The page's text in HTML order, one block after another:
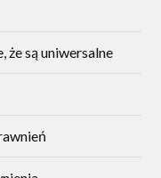
że są uniwersalne